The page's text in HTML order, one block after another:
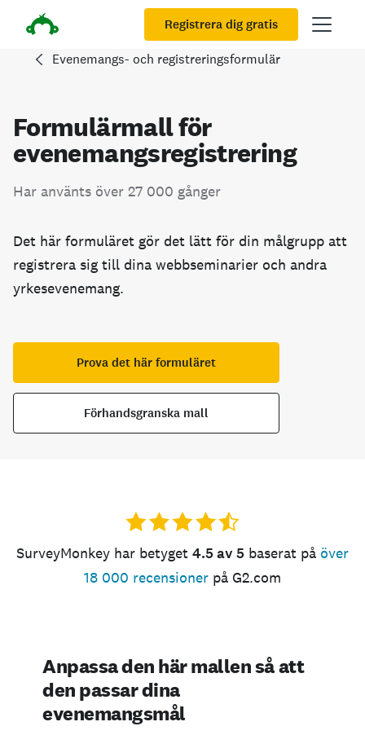
Registrera dig gratis
Evenemangs- och registreringsformulär
Formulärmall för
evenemangsregistrering
Har använts över 27 000 gånger
Det här formuläret gör det lätt för din målgrupp att
registrera sig till dina webbseminarier och andra
yrkesevenemang.
Prova det här formuläret
Förhandsgranska mall
SurveyMonkey har betyget 4.5 av 5 baserat på över
18 000 recensioner på G2.com
Anpassa den här mallen så att
den passar dina
evenemangsmål